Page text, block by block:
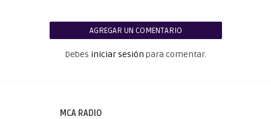
AGREGAR UN COMENTARIO
Debes iniciar sesión para comentar.
MCA RADIO